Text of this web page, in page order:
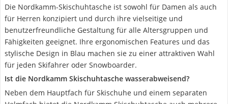
Die Nordkamm-Skischuhtasche ist sowohl für Damen als auch
für Herren konzipiert und durch ihre vielseitige und
benutzerfreundliche Gestaltung für alle Altersgruppen und
Fähigkeiten geeignet. Ihre ergonomischen Features und das
stylische Design in Blau machen sie zu einer attraktiven Wahl
für jeden Skifahrer oder Snowboarder.
Ist die Nordkamm Skischuhtasche wasserabweisend?
Neben dem Hauptfach für Skischuhe und einem separaten